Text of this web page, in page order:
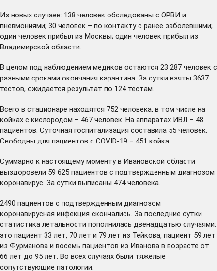
Из новых случаев: 138 человек обследованы с ОРВИ и
пневмониями; 30 человек – по контакту с ранее заболевшими;
один человек прибыл из Москвы; один человек прибыл из
Владимирской области.
В целом под наблюдением медиков остаются 23 287 человек с
разными сроками окончания карантина. За сутки взяты 3637
тестов, ожидается результат по 124 тестам.
Всего в стационаре находятся 752 человека, в том числе на
койках с кислородом – 467 человек. На аппаратах ИВЛ – 48
пациентов. Суточная госпитализация составила 55 человек.
Свободны для пациентов с COVID-19 – 451 койка.
Суммарно к настоящему моменту в Ивановской области
выздоровели 59 625 пациентов с подтвержденным диагнозом
коронавирус. За сутки выписаны 474 человека.
2490 пациентов с подтвержденным диагнозом
коронавирусная инфекция скончались. За последние сутки
статистика летальности пополнилась двенадцатью случаями:
это пациент 33 лет, 70 лет и 79 лет из Тейкова, пациент 59 лет
из Фурманова и восемь пациентов из Иванова в возрасте от
66 лет до 95 лет. Во всех случаях были тяжелые
сопутствующие патологии.